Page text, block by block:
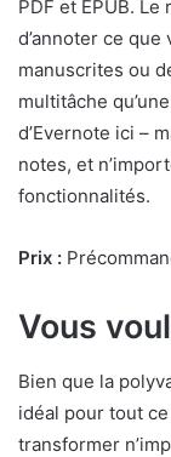
PDF et EPUB.
d’annoter ce
manuscrites ou
multitâche
d’Evernote ici –
notes, et
fonctionnalités.
Prix :
Vous
Bien que la
idéal pour tout
transformer